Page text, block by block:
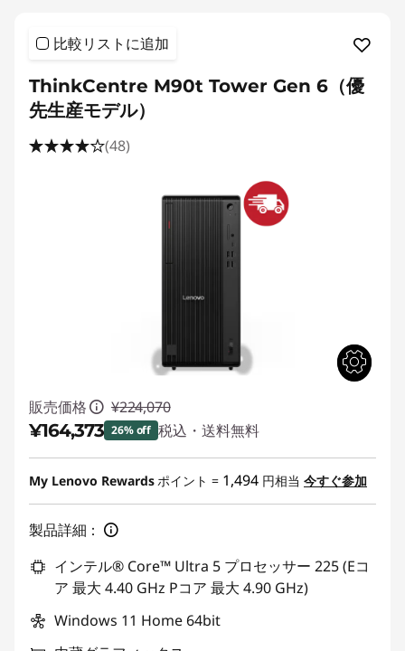
比較リストに追加
ThinkCentre M90t Tower Gen 6（優
先生産モデル）
(48)
販売価格 ¥224,070
¥164,373 26% off 税込・送料無料
特別割引 :-¥59,697
My Lenovo Rewardsポイント = 1,494 円相当 今すぐ参加
製品詳細：
インテル® Core™ Ultra 5 プロセッサー 225 (Eコ
ア 最大 4.40 GHz Pコア 最大 4.90 GHz)
Windows 11 Home 64bit